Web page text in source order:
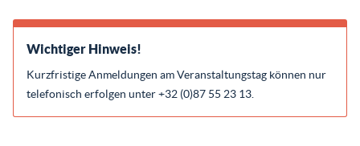
Wichtiger Hinweis!
Kurzfristige Anmeldungen am Veranstaltungstag können nur
telefonisch erfolgen unter +32 (0)87 55 23 13.